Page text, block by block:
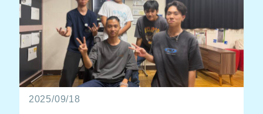
2025/09/18